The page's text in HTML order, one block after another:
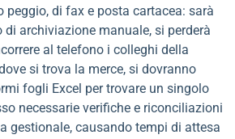
peggio, di fax e posta cartacea: sarà
di archiviazione manuale, si perderà
al telefono i colleghi della
si trova la merce, si dovranno
fogli Excel per trovare un singolo
necessarie verifiche e riconciliazioni
gestionale, causando tempi di attesa